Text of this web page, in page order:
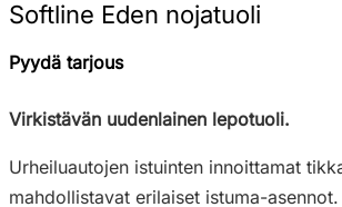
Softline Eden nojatuoli
Pyydä tarjous
Virkistävän uudenlainen lepotuoli.
Urheiluautojen istuinten innoittamat
mahdollistavat erilaiset istuma-asennot.